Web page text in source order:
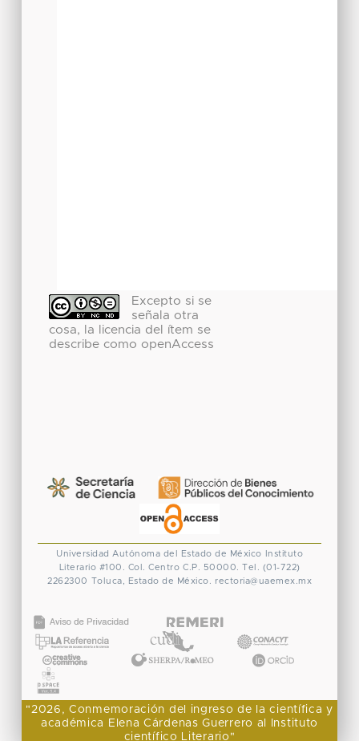
Excepto si se
señala otra
cosa, la licencia del ítem se
describe como openAccess
Universidad Autónoma del Estado de México
Instituto
Literario #100. Col. Centro C.P. 50000. Tel. (01-722)
2262300 Toluca, Estado de México. rectoria@uaemex.mx
"2026, Conmemoración del ingreso de la científica y
académica Elena Cárdenas Guerrero al Instituto
científico Literario"